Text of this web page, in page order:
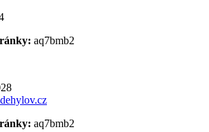
aq7bmb2
aq7bmb2